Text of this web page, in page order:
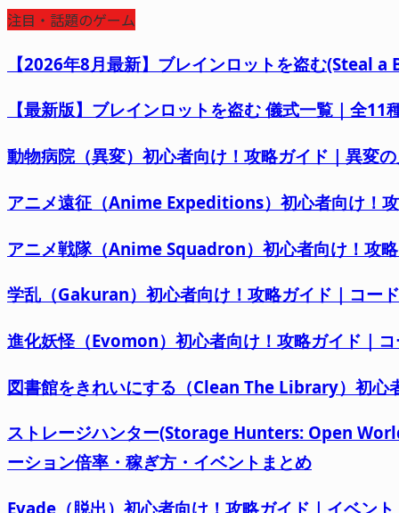
注目・話題のゲーム
【2026年8月最新】ブレインロットを盗む(Steal
【最新版】ブレインロットを盗む 儀式一覧｜全
動物病院（異変）初心者向け！攻略ガイド｜異変
アニメ遠征（Anime Expeditions）初心者向け！
アニメ戦隊（Anime Squadron）初心者向け！攻
学乱（Gakuran）初心者向け！攻略ガイド｜コー
進化妖怪（Evomon）初心者向け！攻略ガイド｜
図書館をきれいにする（Clean The Library）初心
ストレージハンター(Storage Hunters: Open
ーション倍率・稼ぎ方・イベントまとめ
Evade（脱出）初心者向け！攻略ガイド｜イベン